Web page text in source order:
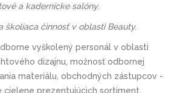
a kadernícke salóny.
školiaca činnosť v oblasti Beauty.
vyškolený personál v oblasti
dizajnu, možnosť odbornej
materiálu, obchodných zástupcov -
cielene prezentujúcich sortiment.